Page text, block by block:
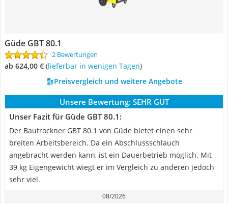
Güde GBT 80.1
2 Bewertungen
ab 624,00 € ( Lieferbar in wenigen Tagen)
Preisvergleich und weitere Angebote
Unsere Bewertung: SEHR GUT
Unser Fazit für Güde GBT 80.1:
Der Bautrockner GBT 80.1 von Güde bietet einen sehr
breiten Arbeitsbereich. Da ein Abschlussschlauch
angebracht werden kann, ist ein Dauerbetrieb möglich. Mit
39 kg Eigengewicht wiegt er im Vergleich zu anderen jedoch
sehr viel.
08/2026